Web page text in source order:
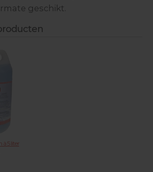
geschikt.
5 liter